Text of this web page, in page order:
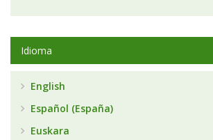
Idioma
English
Español (España)
Euskara